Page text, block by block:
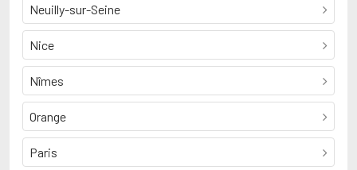
Neuilly-sur-Seine
Nice
Nîmes
Orange
Paris